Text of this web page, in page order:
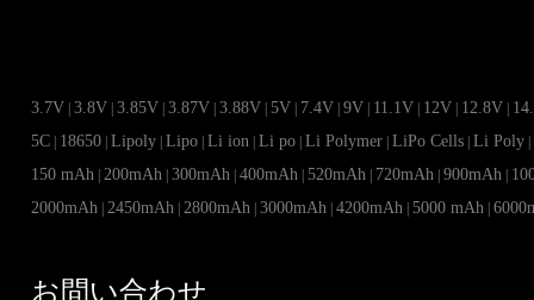
3.7V |3.8V |3.85V |3.87V |3.88V 5V 7.4V |9V 11.1V 12V 12.8V
5C 18650 |Lipoly |Lipo |Li ion |Li po |Li Polymer |LiPo Cells |Li Poly
150 mAh |200mAh |300mAh |400mAh 520mAh 720mAh |900mAh
2000mAh |2450mAh |2800mAh |3000mAh |4200mAh 5000 mAh |
お問い合わせ